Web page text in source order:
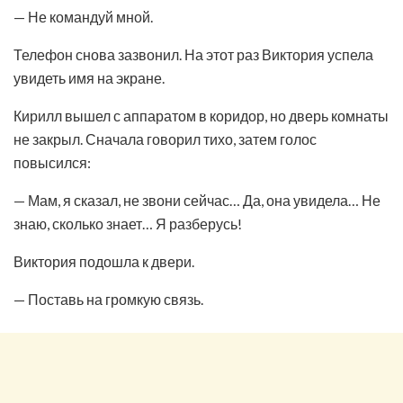
— Не командуй мной.
Телефон снова зазвонил. На этот раз Виктория успела
увидеть имя на экране.
Кирилл вышел с аппаратом в коридор, но дверь комнаты
не закрыл. Сначала говорил тихо, затем голос
повысился:
— Мам, я сказал, не звони сейчас… Да, она увидела… Не
знаю, сколько знает… Я разберусь!
Виктория подошла к двери.
— Поставь на громкую связь.